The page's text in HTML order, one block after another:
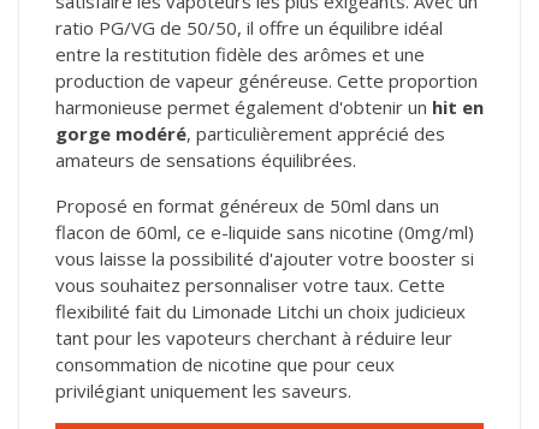
ratio PG/VG de 50/50, il offre un équilibre idéal
entre la restitution fidèle des arômes et une
production de vapeur généreuse. Cette proportion
harmonieuse permet également d'obtenir un hit en
gorge modéré, particulièrement apprécié des
amateurs de sensations équilibrées.
Proposé en format généreux de 50ml dans un
flacon de 60ml, ce e-liquide sans nicotine (0mg/ml)
vous laisse la possibilité d'ajouter votre booster si
vous souhaitez personnaliser votre taux. Cette
flexibilité fait du Limonade Litchi un choix judicieux
tant pour les vapoteurs cherchant à réduire leur
consommation de nicotine que pour ceux
privilégiant uniquement les saveurs.